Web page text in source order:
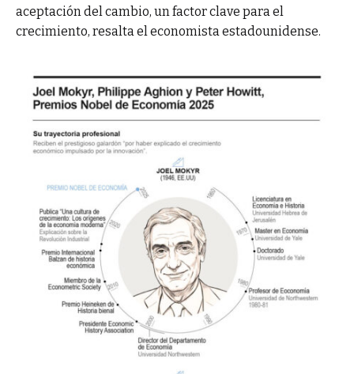
aceptación del cambio, un factor clave para el
crecimiento, resalta el economista estadounidense.